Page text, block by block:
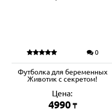
0
Футболка для беременных
Животик с секретом!
Цена:
4990 ₸